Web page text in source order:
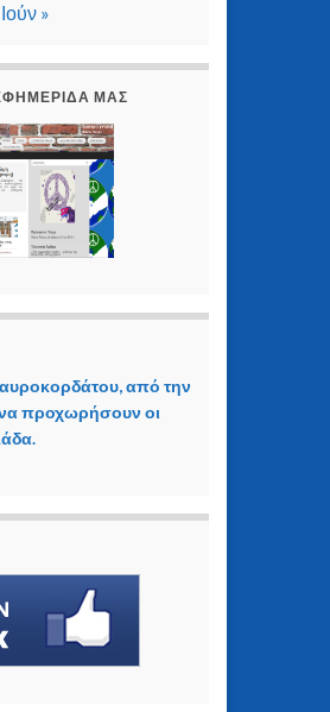
Ιούν »
ΜΑΣ
από την
προχωρήσουν οι